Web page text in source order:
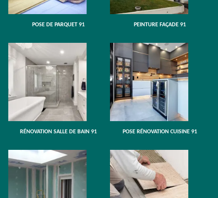
POSE DE PARQUET 91 PEINTURE FAÇADE 91
RÉNOVATION SALLE DE BAIN 91 POSE RÉNOVATION CUISINE 91